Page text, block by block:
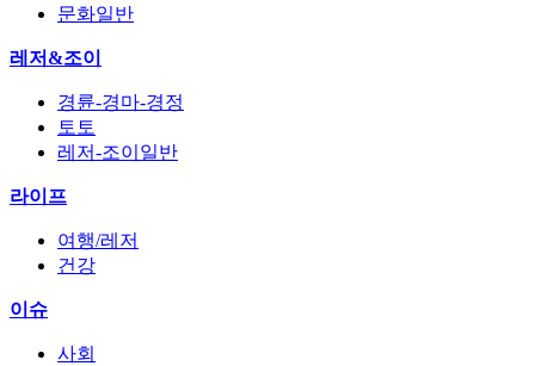
문화일반
레저&조이
경륜-경마-경정
토토
레저-조이일반
라이프
여행/레저
건강
이슈
사회